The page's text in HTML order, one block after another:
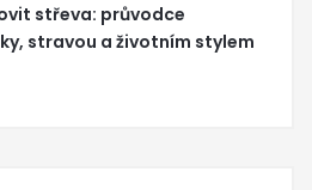
střeva: průvodce
stravou a životním stylem